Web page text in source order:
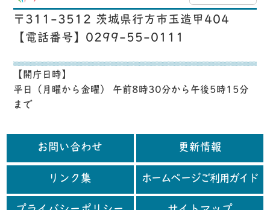
〒311-3512 茨城県行方市玉造甲404
【電話番号】0299-55-0111
【開庁日時】
平日（月曜から金曜） 午前8時30分から午後5時15分
まで
お問い合わせ 更新情報
リンク集 ホームページご利用ガイド